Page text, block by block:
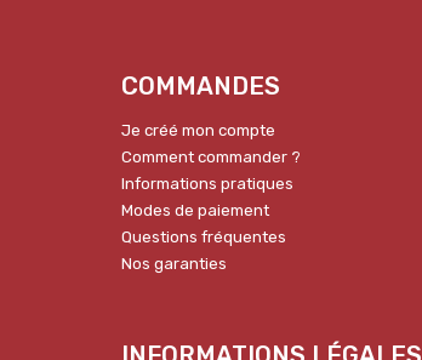
COMMANDES
Je créé mon compte
Comment commander ?
Informations pratiques
Modes de paiement
Questions fréquentes
Nos garanties